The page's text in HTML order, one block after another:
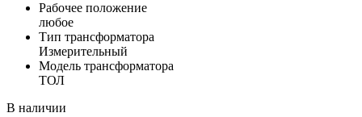
Рабочее положение
любое
Тип трансформатора
Измерительный
Модель трансформатора
ТОЛ
В наличии